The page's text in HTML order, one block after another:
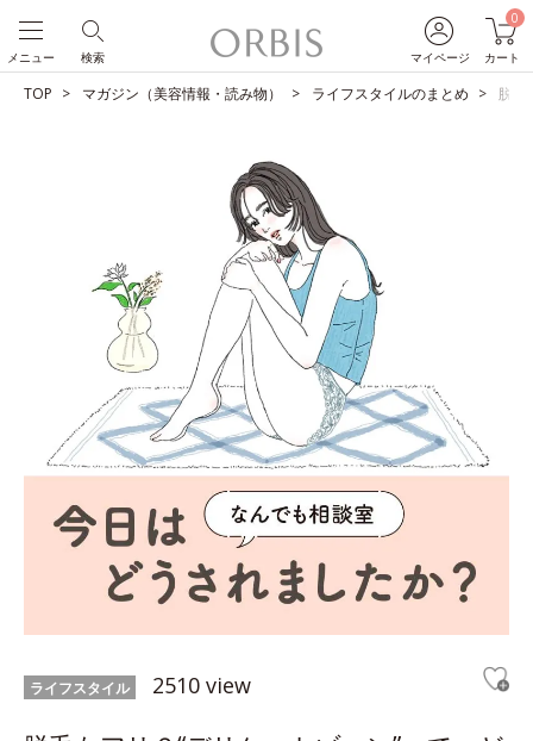
マイページ
0
カート
検索
メニュー
TOP マガジン（美容情報・読み物） ライフスタイルのまとめ 脱毛
ライフスタイル 2510 view